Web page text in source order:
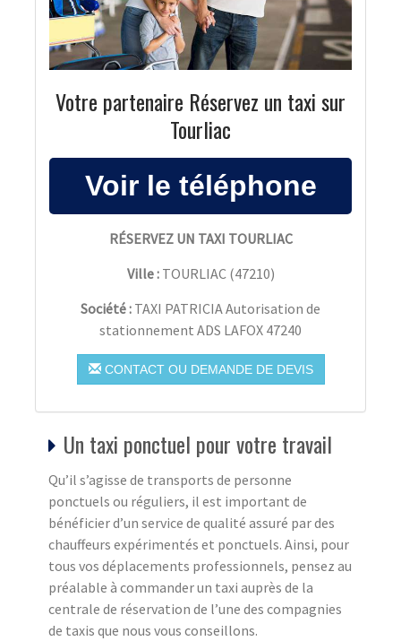
Votre partenaire Réservez un taxi sur
Tourliac
RÉSERVEZ UN TAXI TOURLIAC
Ville : TOURLIAC(47210)
Société : TAXI PATRICIA Autorisation de
stationnement ADS LAFOX 47240
CONTACT OU DEMANDE DE DEVIS
Un taxi ponctuel pour votre travail
Qu’il s’agisse de transports de personne
ponctuels ou réguliers, il est important de
bénéficier d’un service de qualité assuré par des
chauffeurs expérimentés et ponctuels. Ainsi, pour
tous vos déplacements professionnels, pensez au
préalable à commander un taxi auprès de la
centrale de réservation de l’une des compagnies
de taxis que nous vous conseillons.